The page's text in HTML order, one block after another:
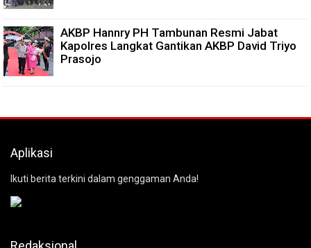
AKBP Hannry PH Tambunan Resmi Jabat
Kapolres Langkat Gantikan AKBP David Triyo
Prasojo
Aplikasi
Ikuti berita terkini dalam genggaman Anda!